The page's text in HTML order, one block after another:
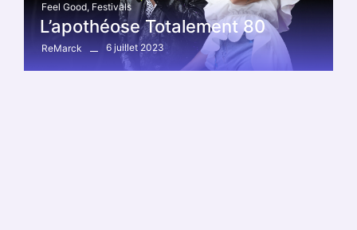
Feel Good, Festivals
L’apothéose Totalement 80
ReMarck 6 juillet 2023